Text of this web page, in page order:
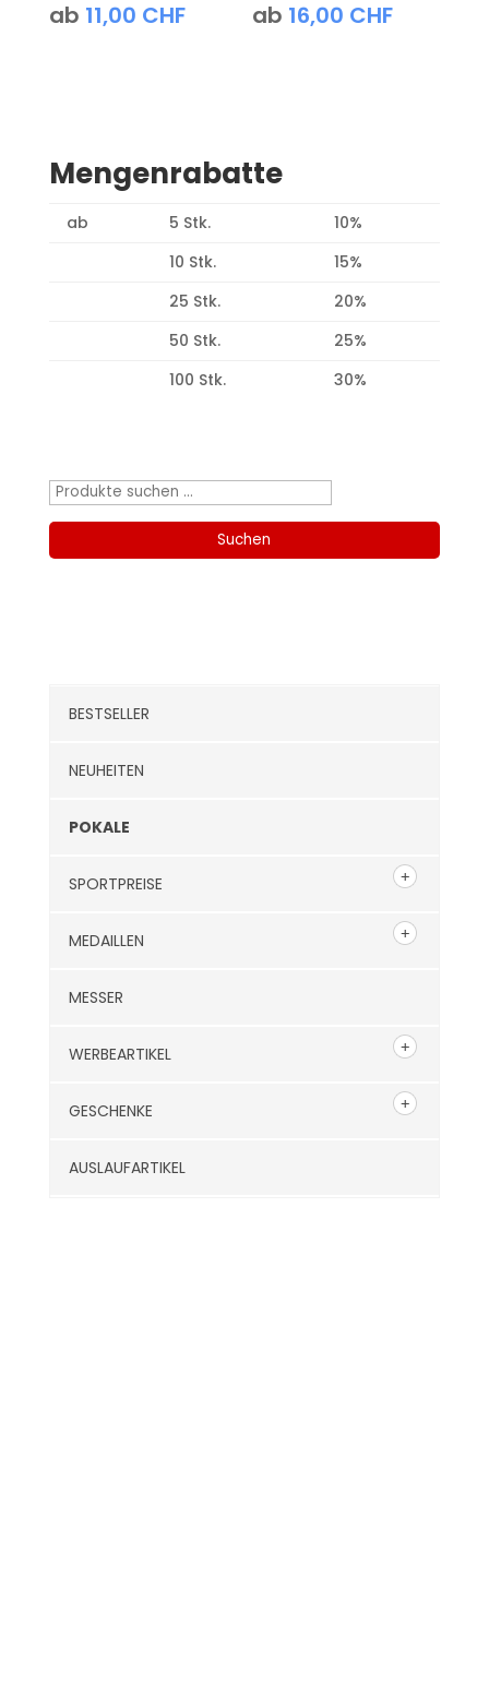
ab 11,00 CHF ab 16,00 CHF
Mengenrabatte
ab 5 Stk.
10%
10 Stk.
15%
25 Stk.
20%
50 Stk.
25%
100 Stk.
30%
Suchen
Suchen
BESTSELLER
NEUHEITEN
POKALE
SPORTPREISE
MEDAILLEN
MESSER
WERBEARTIKEL
GESCHENKE
AUSLAUFARTIKEL